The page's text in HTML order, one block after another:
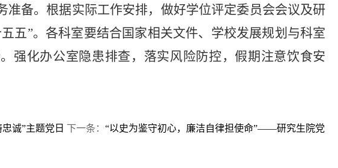
备。根据实际工作安排，做好学位评定委员会会议及研
五”。各科室要结合国家相关文件、学校发展规划与科室
强化办公室隐患排查，落实风险防控，假期注意饮食安
诚”主题党日 下一条： “以史为鉴守初心，廉洁自律担使命”——研究生院党